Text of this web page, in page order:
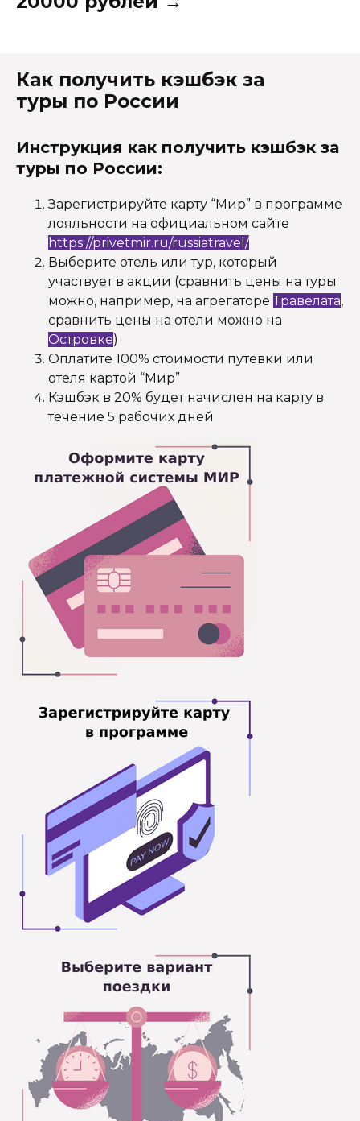
Как получить кэшбэк за
туры по России
Инструкция как получить кэшбэк за
туры по России:
Зарегистрируйте карту “Мир” в программе
лояльности на официальном сайте
https://privetmir.ru/russiatravel/
Выберите отель или тур, который
участвует в акции (сравнить цены на туры
можно, например, на агрегаторе Травелата,
сравнить цены на отели можно на
Островке)
Оплатите 100% стоимости путевки или
отеля картой “Мир”
Кэшбэк в 20% будет начислен на карту в
течение 5 рабочих дней